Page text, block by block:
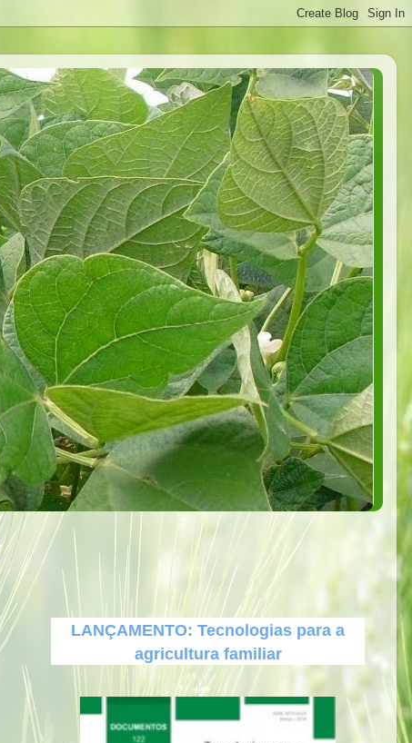
LANÇAMENTO: Tecnologias para a
agricultura familiar